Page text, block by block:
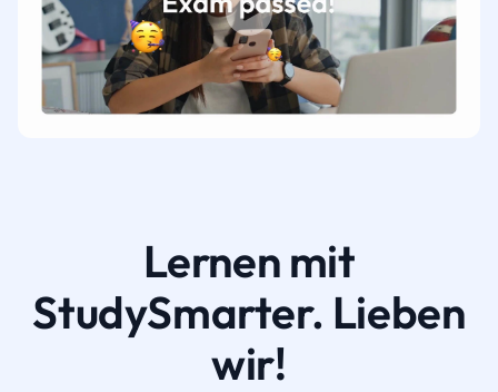
Lernen mit
StudySmarter. Lieben
wir!